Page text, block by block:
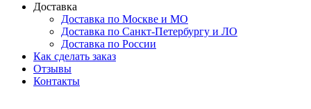
Доставка
Доставка по Москве и МО
Доставка по Санкт-Петербургу и ЛО
Доставка по России
Как сделать заказ
Отзывы
Контакты